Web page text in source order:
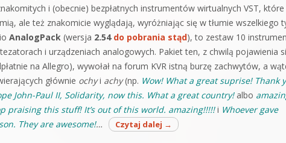
i (obecnie) bezpłatnych instrumentów wirtualnych VST, które
ale też znakomicie wyglądają, wyróżniając się w tłumie wszelkiego
AnalogPack (wersja 2.54 do pobrania stąd), to zestaw 10
i urządzeniach analogowych. Pakiet ten, z chwilą pojawienia
na Allegro), wywołał na forum KVR istną burzę zachwytów, a
głównie ochyi achy(np. Wow! What a great suprise! Thank
John-Paul II, Solidarity, now this. What a great country! albo
praising this stuff! It’s out of this world. amazing!!!!!i Whoever gave
They are awesome!… Czytaj dalej →